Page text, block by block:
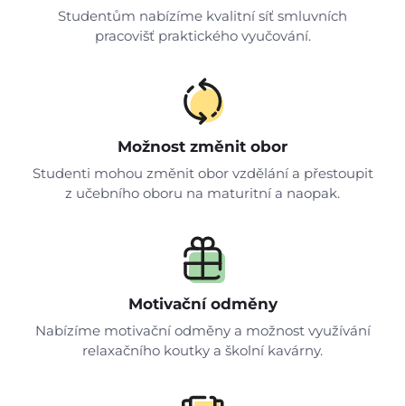
Studentům nabízíme kvalitní síť smluvních
pracovišť praktického vyučování.
Možnost změnit obor
Studenti mohou změnit obor vzdělání a přestoupit
z učebního oboru na maturitní a naopak.
Motivační odměny
Nabízíme motivační odměny a možnost využívání
relaxačního koutky a školní kavárny.